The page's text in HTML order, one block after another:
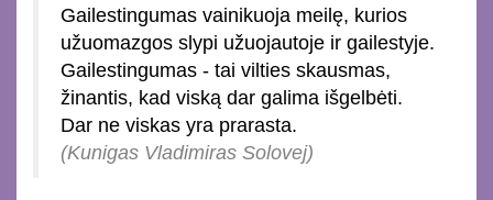
Gailestingumas vainikuoja meilę, kurios
užuomazgos slypi užuojautoje ir gailestyje.
Gailestingumas - tai vilties skausmas,
žinantis, kad viską dar galima išgelbėti.
Dar ne viskas yra prarasta.
(Kunigas Vladimiras Solovej)